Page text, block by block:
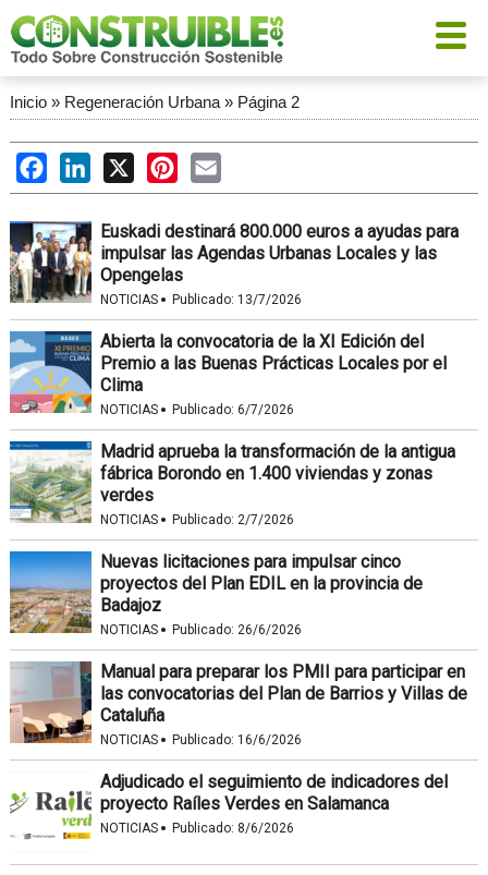
Inicio» Regeneración Urbana» Página 2
FacebookLinkedIn
X PinterestEmail
Euskadi destinará 800.000 euros a ayudas para
impulsar las Agendas Urbanas Locales y las
Opengelas
NOTICIAS · Publicado: 13/7/2026
Abierta la convocatoria de la XI Edición del
Premio a las Buenas Prácticas Locales por el
Clima
NOTICIAS · Publicado: 6/7/2026
Madrid aprueba la transformación de la antigua
fábrica Borondo en 1.400 viviendas y zonas
verdes
NOTICIAS · Publicado: 2/7/2026
Nuevas licitaciones para impulsar cinco
proyectos del Plan EDIL en la provincia de
Badajoz
NOTICIAS · Publicado: 26/6/2026
Manual para preparar los PMII para participar en
las convocatorias del Plan de Barrios y Villas de
Cataluña
NOTICIAS · Publicado: 16/6/2026
Adjudicado el seguimiento de indicadores del
proyecto Raíles Verdes en Salamanca
NOTICIAS · Publicado: 8/6/2026